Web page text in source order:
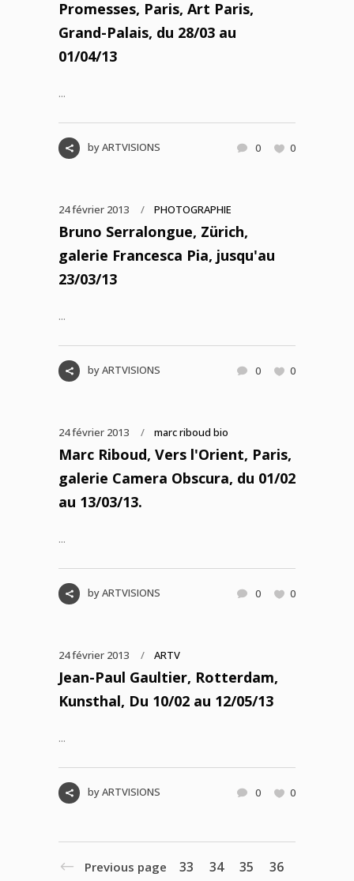
Promesses, Paris, Art Paris,
Grand-Palais, du 28/03 au
01/04/13
...
byARTVISIONS 0 0
24 février 2013 PHOTOGRAPHIE
Bruno Serralongue, Zürich,
galerie Francesca Pia, jusqu'au
23/03/13
...
byARTVISIONS 0 0
24 février 2013 marc riboud bio
Marc Riboud, Vers l'Orient, Paris,
galerie Camera Obscura, du 01/02
au 13/03/13.
...
byARTVISIONS 0 0
24 février 2013 ARTV
Jean-Paul Gaultier, Rotterdam,
Kunsthal, Du 10/02 au 12/05/13
...
byARTVISIONS 0 0
Previous page 33 34 35
36